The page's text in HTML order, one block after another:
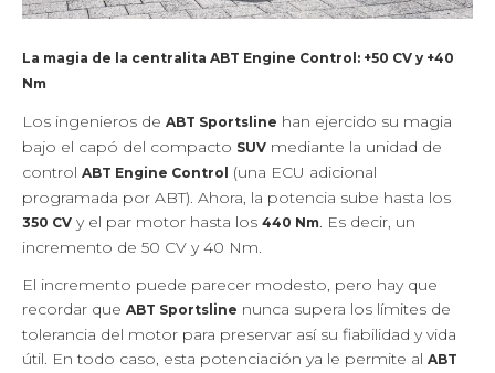
La magia de la centralita ABT Engine Control: +50 CV y +40
Nm
Los ingenieros de ABT Sportsline han ejercido su magia
bajo el capó del compacto SUV mediante la unidad de
control ABT Engine Control
(una ECU adicional
programada por ABT). Ahora, la potencia sube hasta los
350 CV y el par motor hasta los 440 Nm. Es decir, un
incremento de 50 CV y 40 Nm.
El incremento puede parecer modesto, pero hay que
recordar que ABT Sportsline nunca supera los límites de
tolerancia del motor para preservar así su fiabilidad y vida
útil. En todo caso, esta potenciación ya le permite al ABT